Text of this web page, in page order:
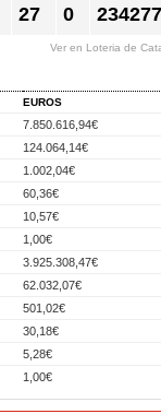
27 0
Ver en Loteria de
EUROS
7.850.616,94€
124.064,14€
1.002,04€
60,36€
10,57€
1,00€
3.925.308,47€
62.032,07€
501,02€
30,18€
5,28€
1,00€